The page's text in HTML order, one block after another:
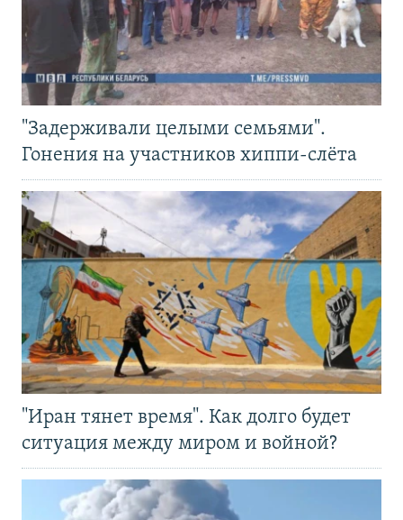
"Задерживали целыми семьями".
Гонения на участников хиппи-слёта
"Иран тянет время". Как долго будет
ситуация между миром и войной?